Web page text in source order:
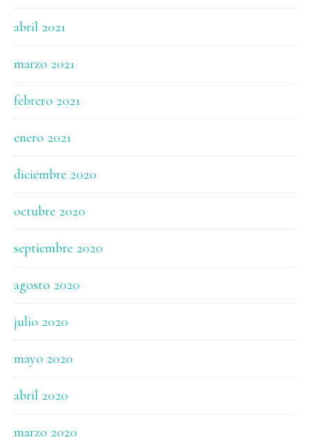
abril 2021
marzo 2021
febrero 2021
enero 2021
diciembre 2020
octubre 2020
septiembre 2020
agosto 2020
julio 2020
mayo 2020
abril 2020
marzo 2020